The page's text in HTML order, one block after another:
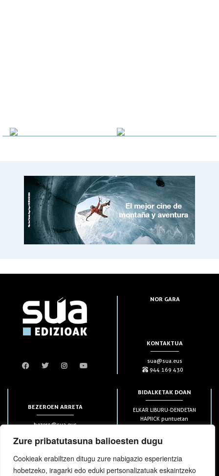
Zure pribatutasuna balioesten dugu
Cookieak erabiltzen ditugu zure nabigazio esperientzia
hobetzeko, iragarki edo eduki pertsonalizatuak eskaintzeko
NOR GARA
KONTAKTUA
sua@sua.eus
944 169 430
BEZEROEN ARRETA
bezero@sua.eus
HARPIDETZAK
BIDALKETAK DOAN
ELKAR LIBURU-DENDETAN
HAPIICK puntuetan
(soilik penintsulan)